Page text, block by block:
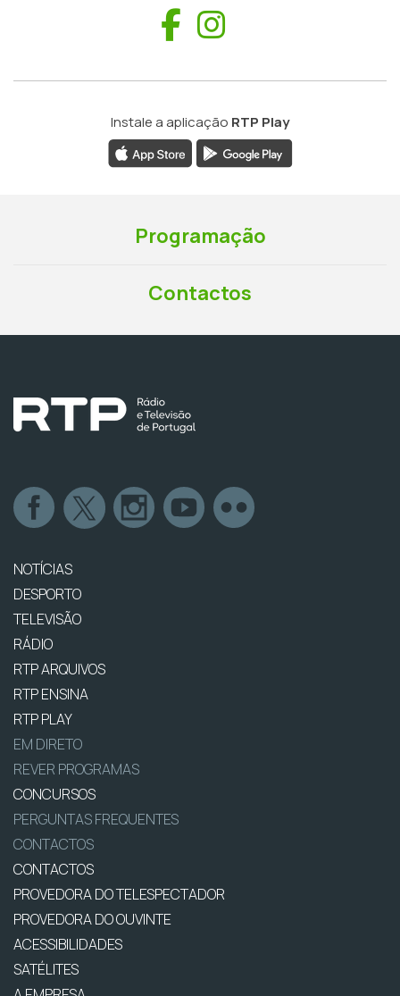
Facebook
Instale a aplicação RTP Play
Programação
Contactos
NOTÍCIAS
DESPORTO
TELEVISÃO
RÁDIO
RTP ARQUIVOS
RTP ENSINA
RTP PLAY
EM DIRETO
REVER PROGRAMAS
CONCURSOS
PERGUNTAS FREQUENTES
CONTACTOS
CONTACTOS
PROVEDORA DO TELESPECTADOR
PROVEDORA DO OUVINTE
ACESSIBILIDADES
SATÉLITES